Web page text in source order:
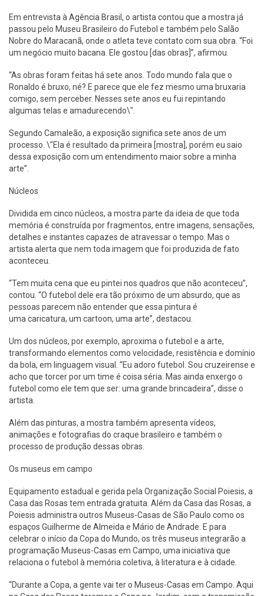
Em entrevista à Agência Brasil, o artista contou que a mostra já
passou pelo Museu Brasileiro do Futebol e também pelo Salão
Nobre do Maracanã, onde o atleta teve contato com sua obra. “Foi
um negócio muito bacana. Ele gostou [das obras]”, afirmou.
“As obras foram feitas há sete anos. Todo mundo fala que o
Ronaldo é bruxo, né? E parece que ele fez mesmo uma bruxaria
comigo, sem perceber. Nesses sete anos eu fui repintando
algumas telas e amadurecendo\".
Segundo Camaleão, a exposição significa sete anos de um
processo. \"Ela é resultado da primeira [mostra], porém eu saio
dessa exposição com um entendimento maior sobre a minha
arte”.
Núcleos
Dividida em cinco núcleos, a mostra parte da ideia de que toda
memória é construída por fragmentos, entre imagens, sensações,
detalhes e instantes capazes de atravessar o tempo. Mas o
artista alerta que nem toda imagem que foi produzida de fato
aconteceu.
“Tem muita cena que eu pintei nos quadros que não aconteceu”,
contou. “O futebol dele era tão próximo de um absurdo, que as
pessoas parecem não entender que essa pintura é
uma caricatura, um cartoon, uma arte”, destacou.
Um dos núcleos, por exemplo, aproxima o futebol e a arte,
transformando elementos como velocidade, resistência e domínio
da bola, em linguagem visual. “Eu adoro futebol. Sou cruzeirense e
acho que torcer por um time é coisa séria. Mas ainda enxergo o
futebol como ele tem que ser: uma grande brincadeira”, disse o
artista.
Além das pinturas, a mostra também apresenta vídeos,
animações e fotografias do craque brasileiro e também o
processo de produção dessas obras.
Os museus em campo
Equipamento estadual e gerida pela Organização Social Poiesis, a
Casa das Rosas tem entrada gratuita. Além da Casa das Rosas, a
Poiesis administra outros Museus-Casas de São Paulo como os
espaços Guilherme de Almeida e Mário de Andrade. E para
celebrar o início da Copa do Mundo, os três museus integrarão a
programação Museus-Casas em Campo, uma iniciativa que
relaciona o futebol à memória coletiva, à literatura e à cidade.
“Durante a Copa, a gente vai ter o Museus-Casas em Campo. Aqui